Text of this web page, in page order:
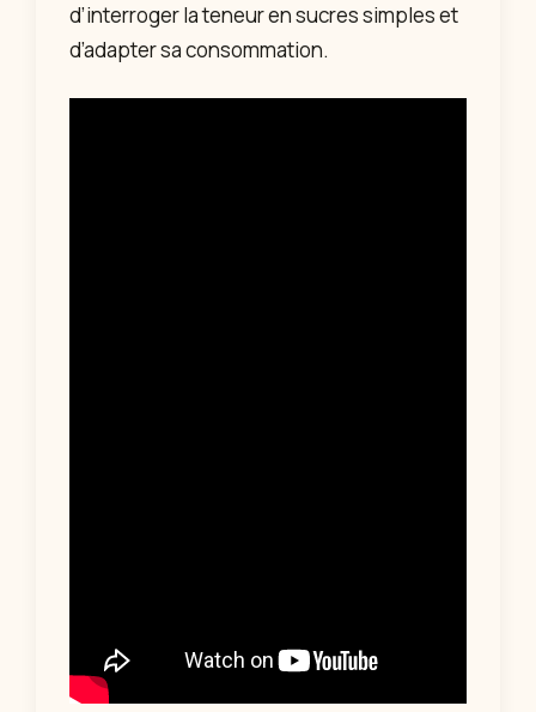
d’interroger la teneur en sucres simples et
d’adapter sa consommation.